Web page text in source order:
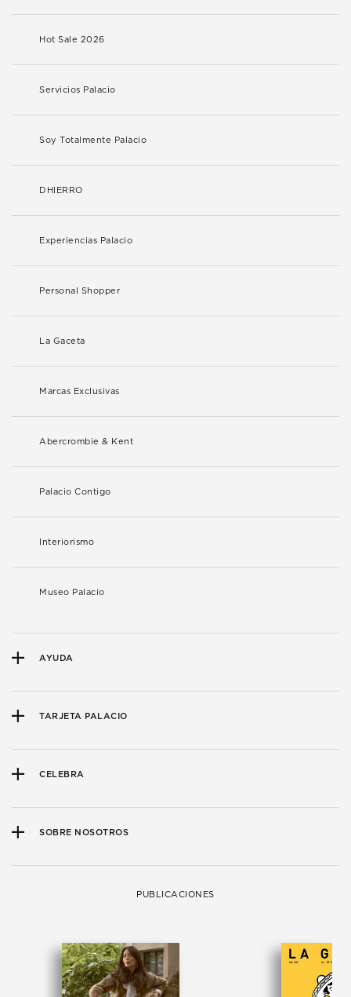
Hot Sale 2026
Servicios Palacio
Soy Totalmente Palacio
DHIERRO
Experiencias Palacio
Personal Shopper
La Gaceta
Marcas Exclusivas
Abercrombie & Kent
Palacio Contigo
Interiorismo
Museo Palacio
AYUDA
TARJETA PALACIO
CELEBRA
SOBRE NOSOTROS
PUBLICACIONES